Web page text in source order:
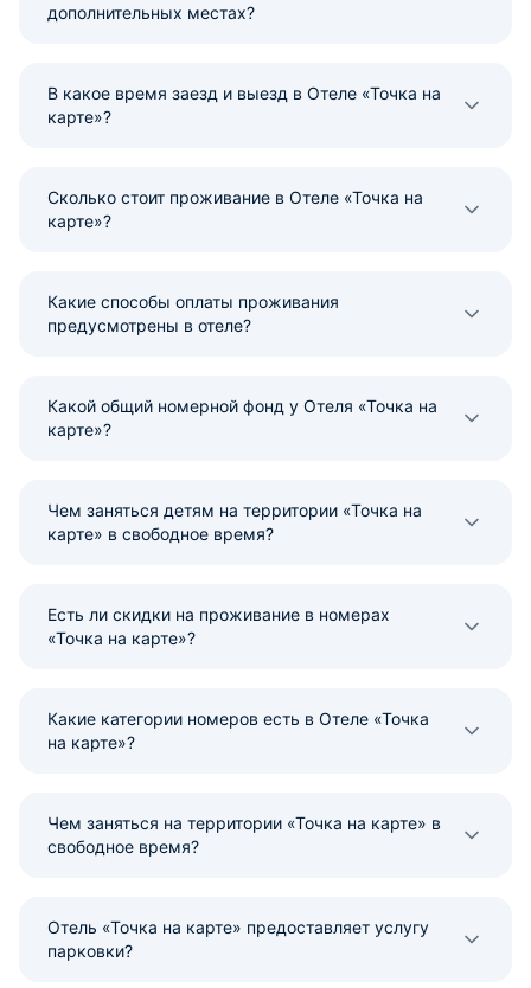
дополнительных местах?
В какое время заезд и выезд в Отеле «Точка на
карте»?
Сколько стоит проживание в Отеле «Точка на
карте»?
Какие способы оплаты проживания
предусмотрены в отеле?
Какой общий номерной фонд у Отеля «Точка на
карте»?
Чем заняться детям на территории «Точка на
карте» в свободное время?
Есть ли скидки на проживание в номерах
«Точка на карте»?
Какие категории номеров есть в Отеле «Точка
на карте»?
Чем заняться на территории «Точка на карте» в
свободное время?
Отель «Точка на карте» предоставляет услугу
парковки?